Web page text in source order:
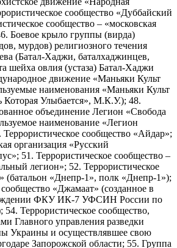
сообщество «Дуббайский
сообщество – «московская
Боевое крыло группы (вирда)
мурдов) религиозного течения
(Батал-Хаджи, баталхаджинцев,
шейха овлия (устаза) Батал-Хаджи
движение «Маньяки Культ
наименования «Маньяки Культ
Улыбается», М.К.У.); 48.
объединение Легион «Свобода
наименование «Легион
сообщество «Айдар»;
организация «Русский
51. Террористическое сообщество –
легион»; 52. Террористическое
(батальон «Днепр-1», полк «Днепр-1»);
«Джамаат» (созданное в
ФКУ ИК-7 УФСИН России по
54. Террористическое сообщество,
Главного управления разведки
Украины и осуществлявшее свою
Запорожской области; 55. Группа